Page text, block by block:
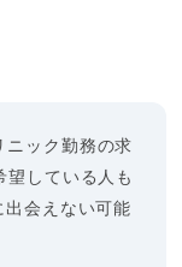
ニック勤務の求
望している人も
会えない可能